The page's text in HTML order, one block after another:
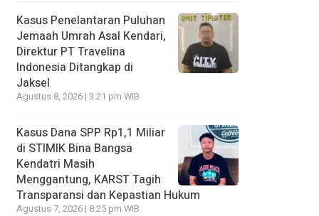
Kasus Penelantaran Puluhan
Jemaah Umrah Asal Kendari,
Direktur PT Travelina
Indonesia Ditangkap di
Jaksel
Agustus 8, 2026 | 3:21 pm WIB
Kasus Dana SPP Rp1,1 Miliar
di STIMIK Bina Bangsa
Kendatri Masih
Menggantung, KARST Tagih
Transparansi dan Kepastian Hukum
Agustus 7, 2026 | 8:25 pm WIB